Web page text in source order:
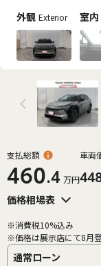
外観 Exterior 室内
支払総額
460.4 万円
車両
価格相場表
※消費税10%込み
※価格は展示店にて8月
通常ローン